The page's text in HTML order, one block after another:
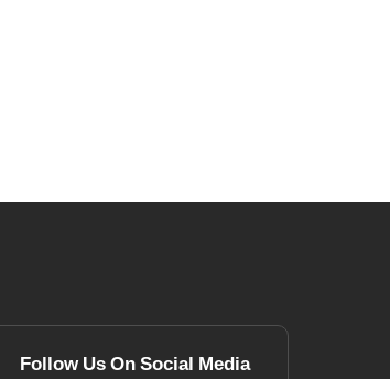
Follow Us On Social Media